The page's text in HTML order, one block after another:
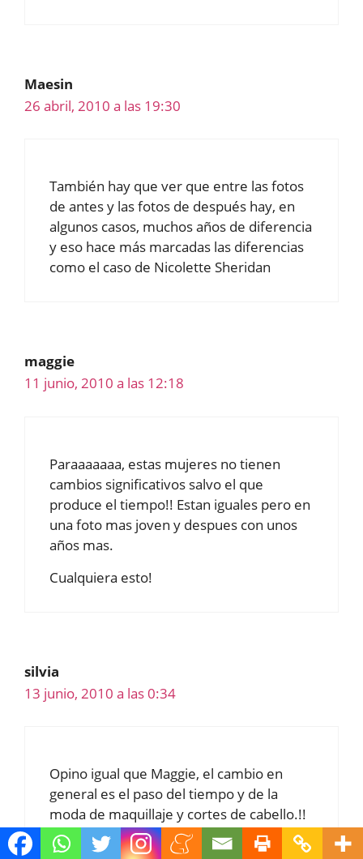
Maesin
26 abril, 2010 a las 19:30
También hay que ver que entre las fotos
de antes y las fotos de después hay, en
algunos casos, muchos años de diferencia
y eso hace más marcadas las diferencias
como el caso de Nicolette Sheridan
maggie
11 junio, 2010 a las 12:18
Paraaaaaaa, estas mujeres no tienen
cambios significativos salvo el que
produce el tiempo!! Estan iguales pero en
una foto mas joven y despues con unos
años mas.
Cualquiera esto!
silvia
13 junio, 2010 a las 0:34
Opino igual que Maggie, el cambio en
general es el paso del tiempo y de la
moda de maquillaje y cortes de cabello.!!